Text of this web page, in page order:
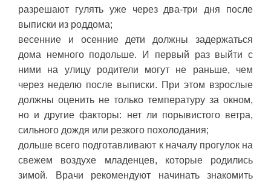
разрешают гулять уже через два-три дня после
выписки из роддома;
весенние и осенние дети должны задержаться
дома немного подольше. И первый раз выйти с
ними на улицу родители могут не раньше, чем
через неделю после выписки. При этом взрослые
должны оценить не только температуру за окном,
но и другие факторы: нет ли порывистого ветра,
сильного дождя или резкого похолодания;
дольше всего подготавливают к началу прогулок на
свежем воздухе младенцев, которые родились
зимой. Врачи рекомендуют начинать знакомить